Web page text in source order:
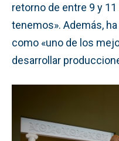
retorno de entre 9 y
tenemos». Además,
como «uno de los
desarrollar